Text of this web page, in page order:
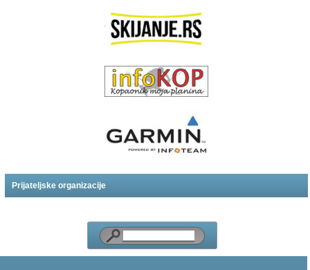
Prijateljske organizacije